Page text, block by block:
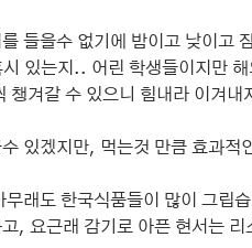
들을수 없기에 밤이고 낮이고
있는지.. 어린 학생들이지만
챙겨갈 수 있으니 힘내라 이겨
있겠지만, 먹는것 만큼 효과적
래도 한국식품들이 많이 그립
, 요근래 감기로 아픈 현서는